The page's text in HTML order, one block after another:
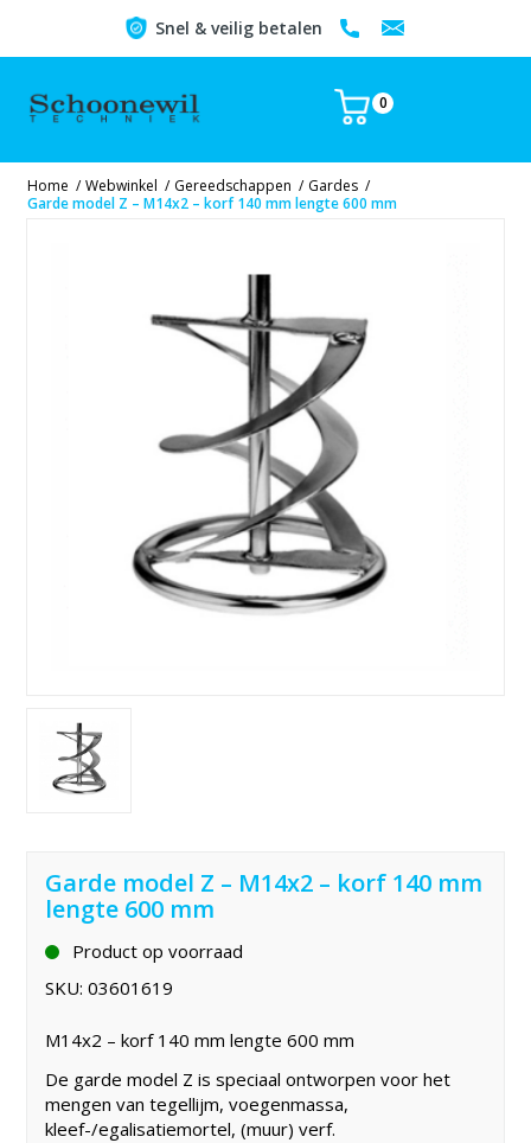
Snel & veilig betalen
0
Home / Webwinkel / Gereedschappen / Gardes /
Garde model Z – M14x2 – korf 140 mm lengte 600 mm
Garde model Z – M14x2 – korf 140 mm
lengte 600 mm
Product op voorraad
SKU:03601619
M14x2 – korf 140 mm lengte 600 mm
De garde model Z is speciaal ontworpen voor het
mengen van tegellijm, voegenmassa,
kleef-/egalisatiemortel, (muur) verf.